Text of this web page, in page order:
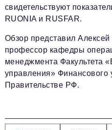
свидетельствуют
RUONIA и RUSFAR.
Обзор представил
профессор кафедры
менеджмента Факультета
управления» Финансового
Правительстве РФ.